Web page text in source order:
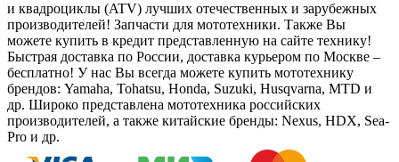
и квадроциклы (ATV) лучших отечественных и зарубежных
производителей! Запчасти для мототехники. Также Вы
можете купить в кредит представленную на сайте технику!
Быстрая доставка по России, доставка курьером по Москве –
бесплатно! У нас Вы всегда можете купить мототехнику
брендов: Yamaha, Tohatsu, Honda, Suzuki, Husqvarna, MTD и
др. Широко представлена мототехника российских
производителей, а также китайские бренды: Nexus, HDX, Sea-
Pro и др.